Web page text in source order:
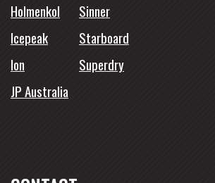
Holmenkol
Sinner
Icepeak
Starboard
Ion
Superdry
JP Australia